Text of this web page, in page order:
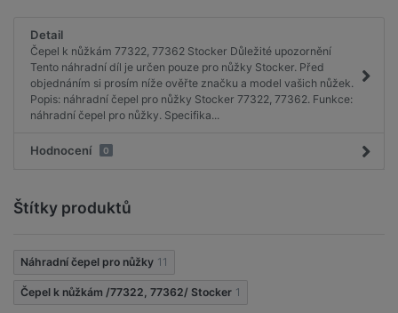
Detail
Čepel k nůžkám 77322, 77362 Stocker Důležité upozornění
Tento náhradní díl je určen pouze pro nůžky Stocker. Před
objednáním si prosím níže ověřte značku a model vašich nůžek.
Popis: náhradní čepel pro nůžky Stocker 77322, 77362. Funkce:
náhradní čepel pro nůžky. Specifika...
Hodnocení 0
Štítky produktů
Náhradní čepel pro nůžky 11
Čepel k nůžkám /77322, 77362/ Stocker 1